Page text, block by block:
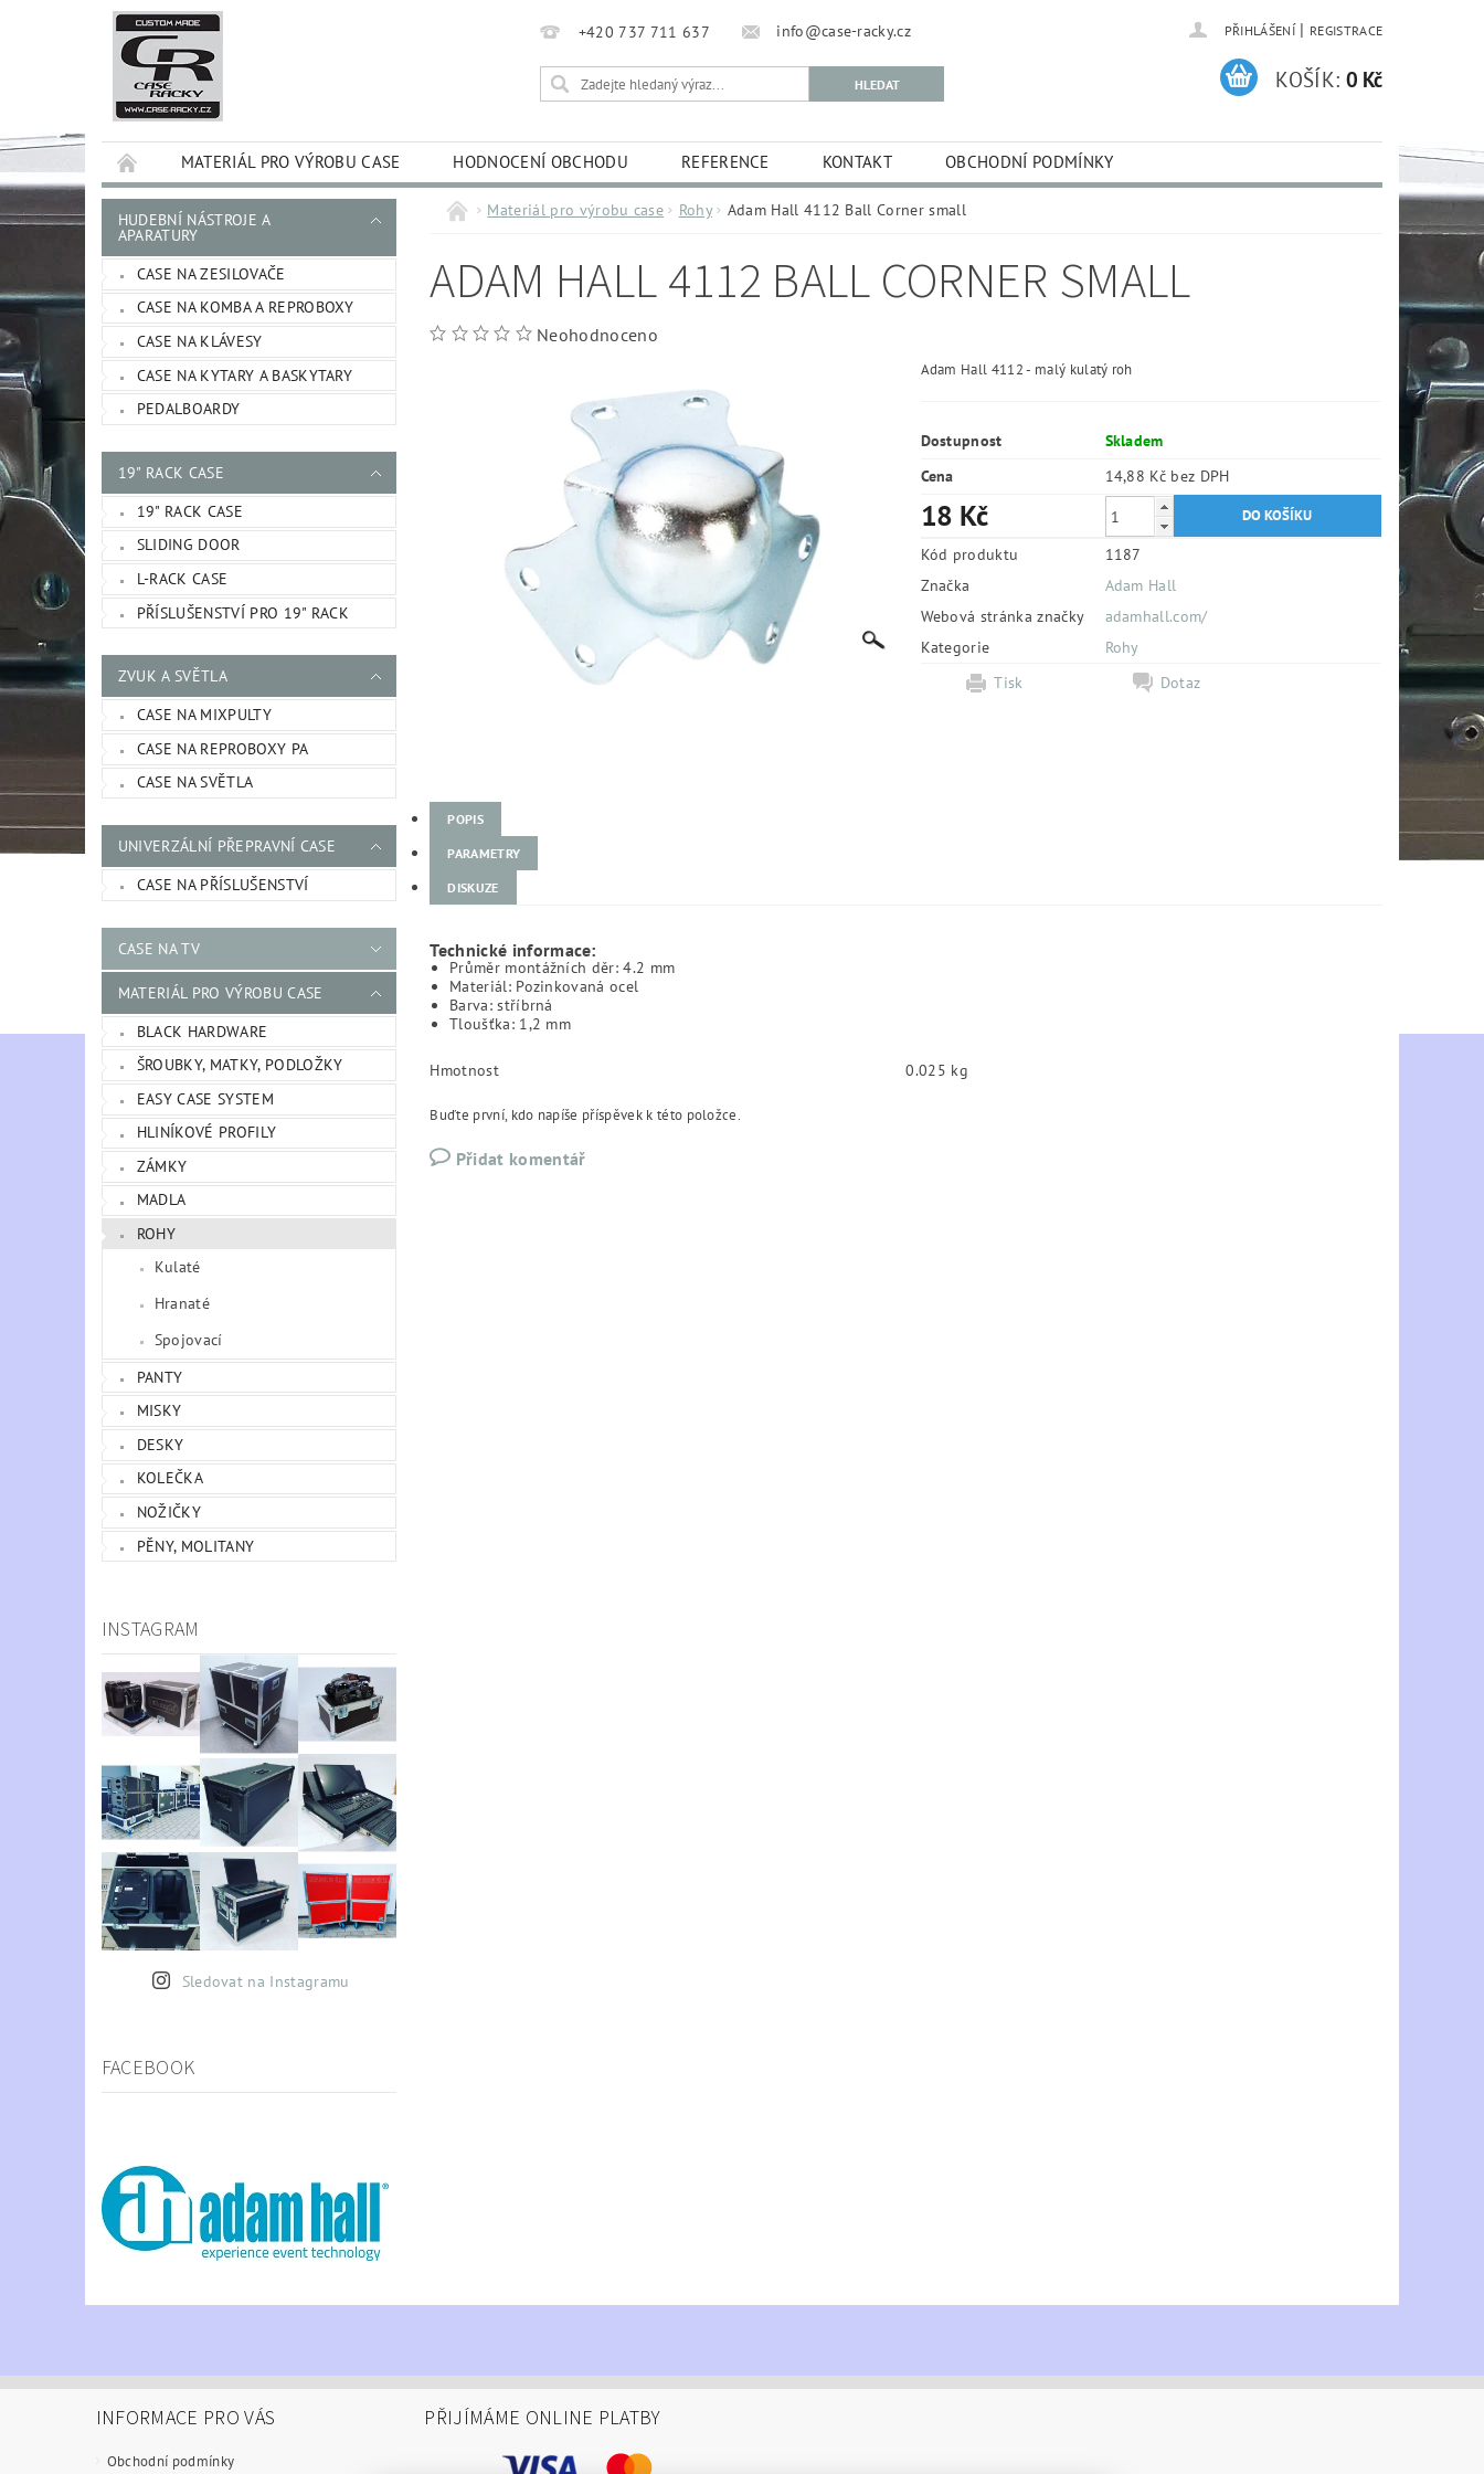
+420 737 711 637 info@case-racky.cz PŘIHLÁŠENÍ | REGISTRACE
KOŠÍK: 0 Kč
MATERIÁL PRO VÝROBU CASE HODNOCENÍ OBCHODU REFERENCE KONTAKT OBCHODNÍ PODMÍNKY
HUDEBNÍ NÁSTROJE A
APARATURY
CASE NA ZESILOVAČE
CASE NA KOMBA A REPROBOXY
CASE NA KLÁVESY
CASE NA KYTARY A BASKYTARY
PEDALBOARDY
19" RACK CASE
19" RACK CASE
SLIDING DOOR
L-RACK CASE
PŘÍSLUŠENSTVÍ PRO 19" RACK
ZVUK A SVĚTLA
CASE NA MIXPULTY
CASE NA REPROBOXY PA
CASE NA SVĚTLA
UNIVERZÁLNÍ PŘEPRAVNÍ CASE
CASE NA PŘÍSLUŠENSTVÍ
CASE NA TV
MATERIÁL PRO VÝROBU CASE
BLACK HARDWARE
ŠROUBKY, MATKY, PODLOŽKY
EASY CASE SYSTEM
HLINÍKOVÉ PROFILY
ZÁMKY
MADLA
ROHY
Kulaté
Hranaté
Spojovací
PANTY
MISKY
DESKY
KOLEČKA
NOŽIČKY
PĚNY, MOLITANY
INSTAGRAM
Sledovat na Instagramu
FACEBOOK
Materiál pro výrobu case Rohy Adam Hall 4112 Ball Corner small
ADAM HALL 4112 BALL CORNER SMALL
Neohodnoceno
Adam Hall 4112 - malý kulatý roh
Dostupnost
Skladem
Cena
14,88 Kč bez DPH
18 Kč
Kód produktu
1187
Značka
Adam Hall
Webová stránka značky
adamhall.com/
Kategorie
Rohy
Tisk
Dotaz
POPIS
PARAMETRY
DISKUZE
Technické informace:
Průměr montážních děr: 4.2 mm
Materiál: Pozinkovaná ocel
Barva: stříbrná
Tloušťka: 1,2 mm
Hmotnost 0.025 kg
Buďte první, kdo napíše příspěvek k této položce.
Přidat komentář
INFORMACE PRO VÁS
Obchodní podmínky
PŘIJÍMÁME ONLINE PLATBY